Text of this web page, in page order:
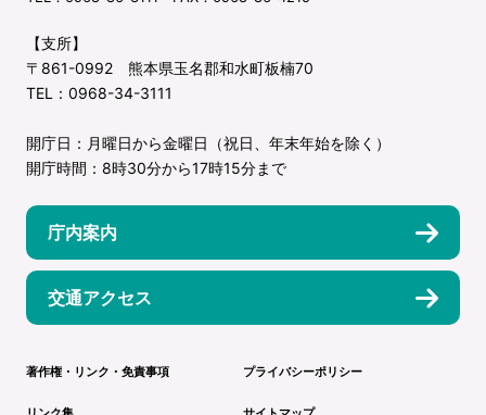
【支所】
〒861-0992 熊本県玉名郡和水町板楠70
TEL：0968-34-3111
開庁日：月曜日から金曜日（祝日、年末年始を除く）
開庁時間：8時30分から17時15分まで
庁内案内
交通アクセス
著作権・リンク・免責事項 プライバシーポリシー